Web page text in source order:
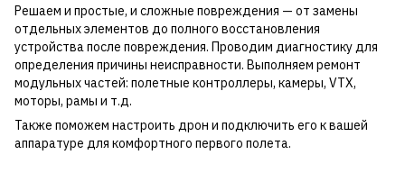
Решаем и простые, и сложные повреждения — от замены
отдельных элементов до полного восстановления
устройства после повреждения. Проводим диагностику для
определения причины неисправности. Выполняем ремонт
модульных частей: полетные контроллеры, камеры, VTX,
моторы, рамы и т.д.
Также поможем настроить дрон и подключить его к вашей
аппаратуре для комфортного первого полета.